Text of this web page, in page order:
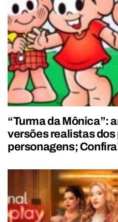
“Turma da Mônica”:
versões realistas
personagens;